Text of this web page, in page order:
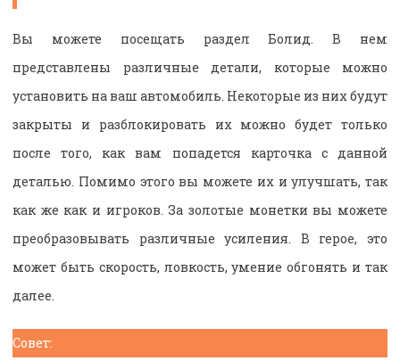
Вы можете посещать раздел Болид. В нем
представлены различные детали, которые можно
установить на ваш автомобиль. Некоторые из них будут
закрыты и разблокировать их можно будет только
после того, как вам попадется карточка с данной
деталью. Помимо этого вы можете их и улучшать, так
как же как и игроков. За золотые монетки вы можете
преобразовывать различные усиления. В герое, это
может быть скорость, ловкость, умение обгонять и так
далее.
Совет: